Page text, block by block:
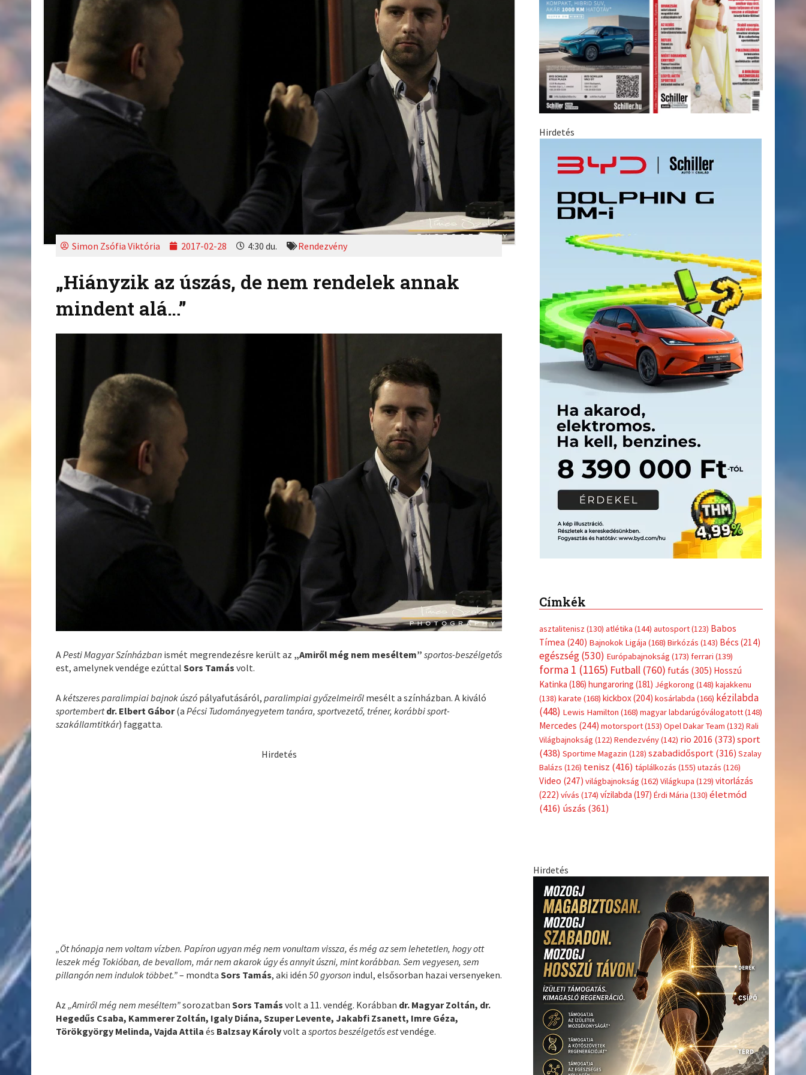
Simon Zsófia Viktória 2017-02-28 4:30 du. Rendezvény
„Hiányzik az úszás, de nem rendelek annak
mindent alá…”
APesti Magyar Színházban ismét megrendezésre került az „Amiről még nem meséltem” sportos-beszélgetős
est, amelynek vendége ezúttalSors Tamás volt.
Akétszeres paralimpiai bajnok úszó pályafutásáról,paralimpiai győzelmeiről mesélt a színházban. A kiváló
sportembertdr. Elbert Gábor(aPécsi Tudományegyetem tanára, sportvezető, tréner, korábbi sport-
szakállamtitkár) faggatta.
Hirdetés
„Öt hónapja nem voltam vízben. Papíron ugyan még nem vonultam vissza, és még az sem lehetetlen, hogy ott
leszek még Tokióban, de bevallom, már nem akarok úgy és annyit úszni, mint korábban. Sem vegyesen, sem
pillangón nem indulok többet.”– mondtaSors Tamás, aki idén50 gyorson indul, elsősorban hazai versenyeken.
Az„Amiről még nem meséltem”sorozatbanSors Tamás volt a 11. vendég. Korábban dr. Magyar Zoltán, dr.
Hegedűs Csaba, Kammerer Zoltán, Igaly Diána, Szuper Levente, Jakabfi Zsanett, Imre Géza,
Törökgyörgy Melinda, Vajda Attila és Balzsay Károlyvolt asportos beszélgetős estvendége.
Hirdetés
Címkék
asztalitenisz (130) atlétika (144) autosport(123) Babos
Tímea (240) Bajnokok Ligája (168) Birkózás (143) Bécs (214)
egészség(530) Európabajnokság (173) ferrari (139)
forma 1 (1165) Futball(760) futás (305) Hosszú
Katinka (186) hungaroring (181) Jégkorong (148) kajakkenu
(138) karate (168) kickbox(204) kosárlabda (166) kézilabda
(448) Lewis Hamilton (168) magyar labdarúgóválogatott(148)
Mercedes (244) motorsport(153) Opel Dakar Team (132) Rali
Világbajnokság (122) Rendezvény(142) rio 2016 (373) sport
(438) Sportime Magazin (128) szabadidősport (316) Szalay
Balázs (126) tenisz (416) táplálkozás (155) utazás (126)
Video (247) világbajnokság (162) Világkupa (129) vitorlázás
(222) vívás (174) vízilabda (197) Érdi Mária (130) életmód
(416) úszás (361)
Hirdetés